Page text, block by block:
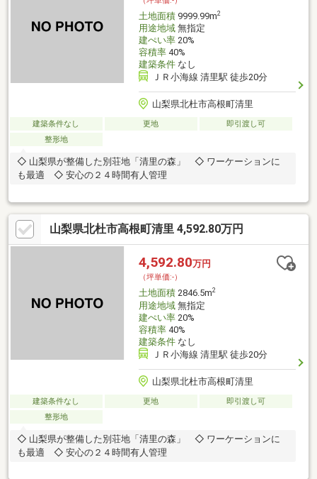
土地面積9999.99m2
用途地域無指定
建ぺい率20%
容積率40%
建築条件なし
ＪＲ小海線 清里駅 徒歩20分
山梨県北杜市高根町清里
建築条件なし 更地
即引渡し可
整形地
◇ 山梨県が整備した別荘地「清里の森」 ◇ ワーケーションに
も最適 ◇ 安心の２４時間有人管理
山梨県北杜市高根町清里 4,592.80万円
4,592.80万円
（坪単価:-）
土地面積2846.5m2
用途地域無指定
建ぺい率20%
容積率40%
建築条件なし
ＪＲ小海線 清里駅 徒歩20分
山梨県北杜市高根町清里
建築条件なし 更地
即引渡し可
整形地
◇ 山梨県が整備した別荘地「清里の森」 ◇ ワーケーションに
も最適 ◇ 安心の２４時間有人管理